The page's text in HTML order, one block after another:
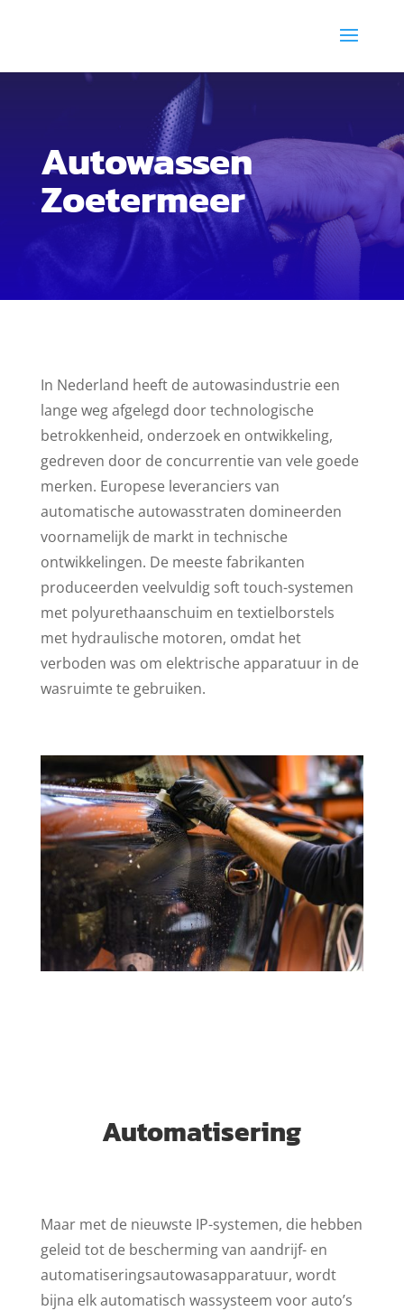
Autowassen
Zoetermeer
In Nederland heeft de autowasindustrie een
lange weg afgelegd door technologische
betrokkenheid, onderzoek en ontwikkeling,
gedreven door de concurrentie van vele goede
merken. Europese leveranciers van
automatische autowasstraten domineerden
voornamelijk de markt in technische
ontwikkelingen. De meeste fabrikanten
produceerden veelvuldig soft touch-systemen
met polyurethaanschuim en textielborstels
met hydraulische motoren, omdat het
verboden was om elektrische apparatuur in de
wasruimte te gebruiken.
Automatisering
Maar met de nieuwste IP-systemen, die hebben
geleid tot de bescherming van aandrijf- en
automatiseringsautowasapparatuur, wordt
bijna elk automatisch wassysteem voor auto’s